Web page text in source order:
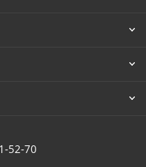
52-70